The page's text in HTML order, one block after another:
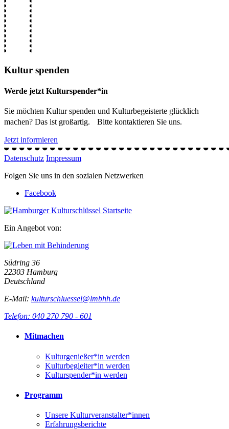
Kultur spenden
Werde jetzt Kulturspender*in
Sie möchten Kultur spenden und Kulturbegeisterte glücklich
machen? Das ist großartig. Bitte kontaktieren Sie uns.
Jetzt informieren
Datenschutz Impressum
Folgen Sie uns in den sozialen Netzwerken
Facebook
Ein Angebot von:
Südring 36
22303 Hamburg
Deutschland
E-Mail: kulturschluessel@lmbhh.de
Telefon: 040 270 790 - 601
Mitmachen
Kulturgenießer*in werden
Kulturbegleiter*in werden
Kulturspender*in werden
Programm
Unsere Kulturveranstalter*innen
Erfahrungsberichte